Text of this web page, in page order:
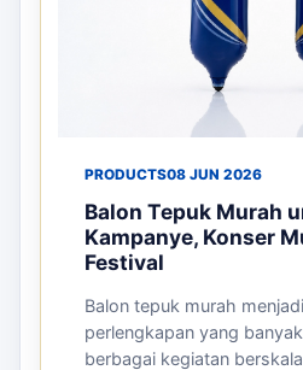
PRODUCTS08 JUN 2026
Balon Tepuk Murah
Kampanye, Konser
Festival
Balon tepuk murah
perlengkapan yang
berbagai kegiatan